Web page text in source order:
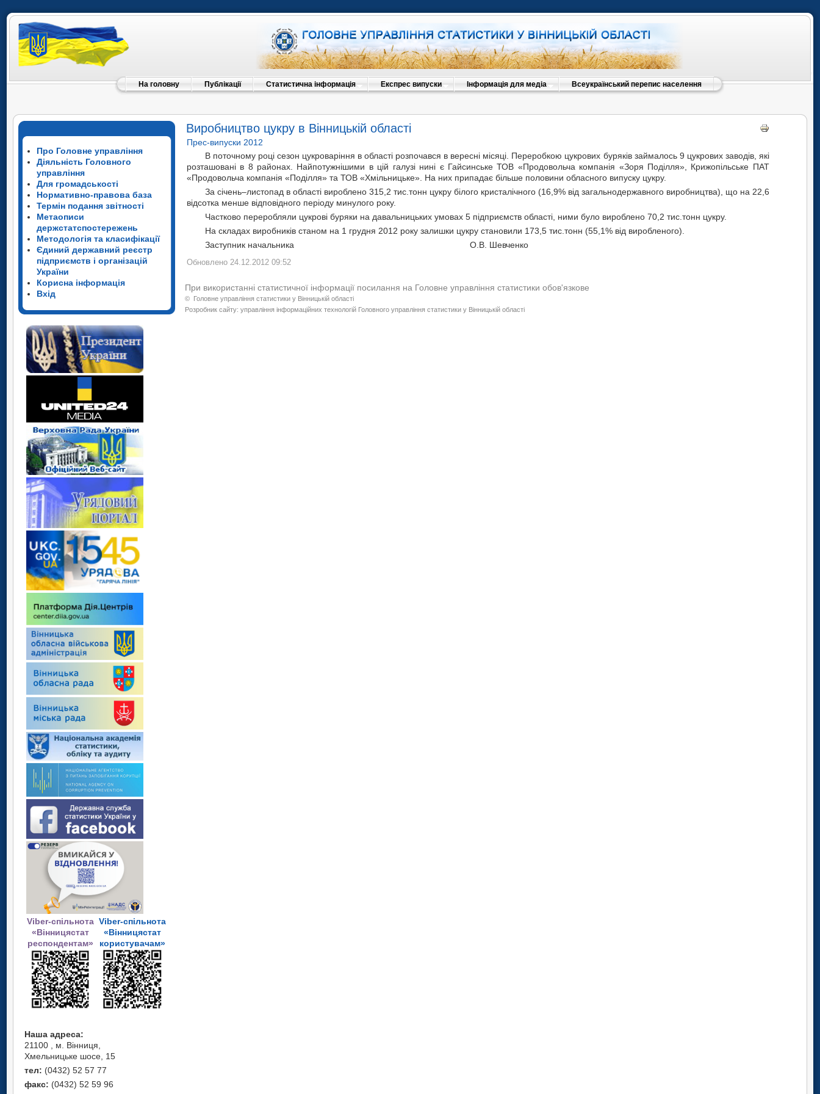
На головну Публікації Статистична інформація Експрес випуски Інформація для медіа Всеукраїнський перепис населення
Про Головне управління
Діяльність Головного
управління
Для громадськості
Нормативно-правова база
Термін подання звітності
Метаописи
держстатспостережень
Методологія та класифікації
Єдиний державний реєстр
підприємств і організацій
України
Корисна інформація
Вхід
Viber-спільнота
«Вінницястат
респондентам»
Viber-спільнота
«Вінницястат
користувачам»
Наша адреса:
21100 , м. Вінниця,
Хмельницьке шосе, 15
тел: (0432) 52 57 77
факс: (0432) 52 59 96
Виробництво цукру в Вінницькій області
Прес-випуски 2012
В поточному році сезон цукроваріння в області розпочався в вересні місяці. Переробкою цукрових буряків займалось 9 цукрових заводів, які
розташовані в 8 районах. Найпотужнішими в цій галузі нині є Гайсинське ТОВ «Продовольча компанія «Зоря Поділля», Крижопільське ПАТ
«Продовольча компанія «Поділля» та ТОВ «Хмільницьке». На них припадає більше половини обласного випуску цукру.
За січень–листопад в області вироблено 315,2 тис.тонн цукру білого кристалічного (16,9% від загальнодержавного виробництва), що на 22,6
відсотка менше відповідного періоду минулого року.
Частково переробляли цукрові буряки на давальницьких умовах 5 підприємств області, ними було вироблено 70,2 тис.тонн цукру.
На складах виробників станом на 1 грудня 2012 року залишки цукру становили 173,5 тис.тонн (55,1% від виробленого).
Заступник начальника О.В. Шевченко
Обновлено 24.12.2012 09:52
При використанні статистичної інформації посилання на Головне управління статистики обов'язкове
© Головне управління статистики у Вінницькій області
Розробник сайту: управління інформаційних технологій Головного управління статистики у Вінницькій області